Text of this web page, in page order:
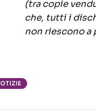
(tra copie
che, tutti i
non riescono a